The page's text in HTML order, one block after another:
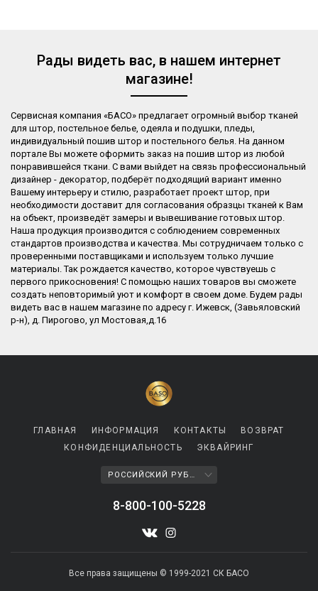
Рады видеть вас, в нашем интернет
магазине!
Сервисная компания «БАСО» предлагает огромный выбор тканей
для штор, постельное белье, одеяла и подушки, пледы,
индивидуальный пошив штор и постельного белья. На данном
портале Вы можете оформить заказ на пошив штор из любой
понравившейся ткани. С вами выйдет на связь профессиональный
дизайнер - декоратор, подберёт подходящий вариант именно
Вашему интерьеру и стилю, разработает проект штор, при
необходимости доставит для согласования образцы тканей к Вам
на объект, произведёт замеры и вывешивание готовых штор.
Наша продукция производится с соблюдением современных
стандартов производства и качества. Мы сотрудничаем только с
проверенными поставщиками и используем только лучшие
материалы. Так рождается качество, которое чувствуешь с
первого прикосновения! С помощью наших товаров вы сможете
создать неповторимый уют и комфорт в своем доме. Будем рады
видеть вас в нашем магазине по адресу г. Ижевск, (Завьяловский
р-н), д. Пирогово, ул Мостовая,д.16​
ГЛАВНАЯ ИНФОРМАЦИЯ КОНТАКТЫ
ВОЗВРАТ
КОНФИДЕНЦИАЛЬНОСТЬ
ЭКВАЙРИНГ
РОССИЙСКИЙ РУБЛЬ
8-800-100-5228
Все права защищены © 1999-2021 СК БАСО